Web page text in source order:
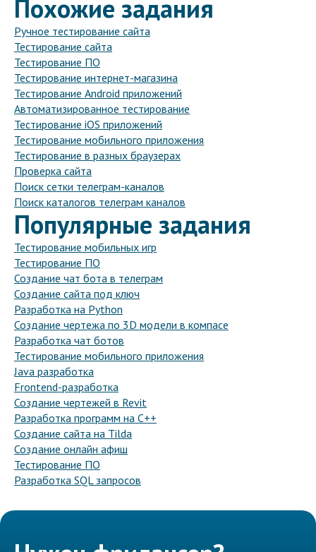
Похожие задания
Ручное тестирование сайта
Тестирование сайта
Тестирование ПО
Тестирование интернет-магазина
Тестирование Android приложений
Автоматизированное тестирование
Тестирование iOS приложений
Тестирование мобильного приложения
Тестирование в разных браузерах
Проверка сайта
Поиск сетки телеграм-каналов
Поиск каталогов телеграм каналов
Популярные задания
Тестирование мобильных игр
Тестирование ПО
Создание чат бота в телеграм
Создание сайта под ключ
Разработка на Python
Создание чертежа по 3D модели в компасе
Разработка чат ботов
Тестирование мобильного приложения
Java разработка
Frontend-разработка
Создание чертежей в Revit
Разработка программ на C++
Создание сайта на Tilda
Создание онлайн афиш
Тестирование ПО
Разработка SQL запросов